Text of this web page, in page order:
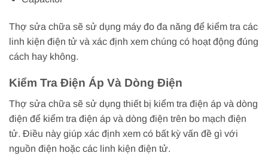
Thợ sửa chữa sẽ sử dụng máy đo đa năng để kiểm tra các
linh kiện điện tử và xác định xem chúng có hoạt động đúng
cách hay không.
Kiểm Tra Điện Áp Và Dòng Điện
Thợ sửa chữa sẽ sử dụng thiết bị kiểm tra điện áp và dòng
điện để kiểm tra điện áp và dòng điện trên bo mạch điện
tử. Điều này giúp xác định xem có bất kỳ vấn đề gì với
nguồn điện hoặc các linh kiện điện tử.